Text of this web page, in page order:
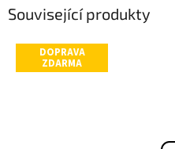
Související produkty
DOPRAVA
ZDARMA